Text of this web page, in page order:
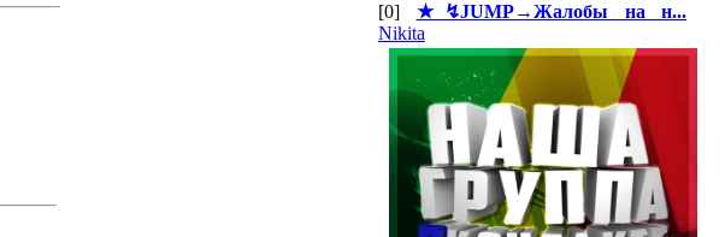
[0] ★↯JUMP→Жалобы на н...
Nikita